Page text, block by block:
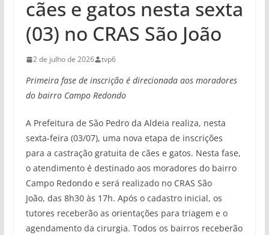
cães e gatos nesta sexta
(03) no CRAS São João
2 de julho de 2026 tvp6
Primeira fase de inscrição é direcionada aos moradores
do bairro Campo Redondo
A Prefeitura de São Pedro da Aldeia realiza, nesta
sexta-feira (03/07), uma nova etapa de inscrições
para a castração gratuita de cães e gatos. Nesta fase,
o atendimento é destinado aos moradores do bairro
Campo Redondo e será realizado no CRAS São
João, das 8h30 às 17h. Após o cadastro inicial, os
tutores receberão as orientações para triagem e o
agendamento da cirurgia. Todos os bairros receberão